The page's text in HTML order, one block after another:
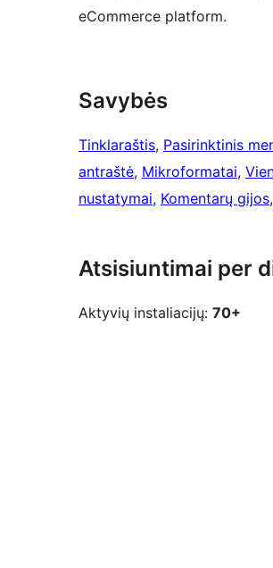
eCommerce platform.
Savybės
Tinklaraštis, Pasirinktinis
antraštė, Mikroformatai,
nustatymai, Komentarų gijos,
Atsisiuntimai per
Aktyvių instaliacijų: 70+